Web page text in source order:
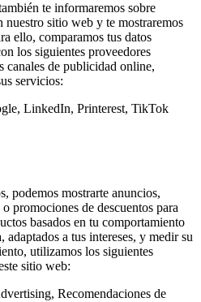
te informaremos sobre
nuestro sitio web y te mostraremos
ello, comparamos tus datos
los siguientes proveedores
canales de publicidad online,
servicios:
LinkedIn, Printerest, TikTok
podemos mostrarte anuncios,
promociones de descuentos para
basados en tu comportamiento
adaptados a tus intereses, y medir su
utilizamos los siguientes
sitio web:
Recomendaciones de